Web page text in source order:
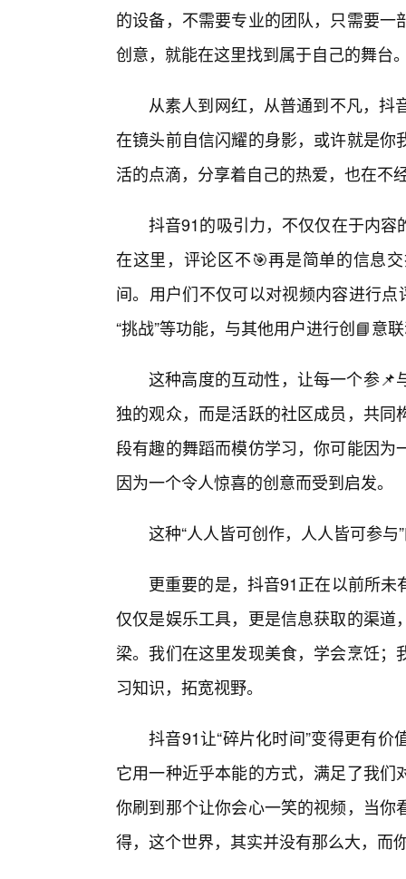
的设备，不需要专业的团队，只需要
创意，就能在这里找到属于自己的舞台
从素人到网红，从普通到不凡，抖
在镜头前自信闪耀的身影，或许就是
活的点滴，分享着自己的热爱，也在不
抖音91的吸引力，不仅仅在于内
在这里，评论区不🎯再是简单的信息
间。用户们不仅可以对视频内容进行
“挑战”等功能，与其他用户进行创📘意
这种高度的互动性，让每一个参📌
独的观众，而是活跃的社区成员，共
段有趣的舞蹈而模仿学习，你可能因
因为一个令人惊喜的创意而受到启发。
这种“人人皆可创作，人人皆可参
更重要的是，抖音91正在以前所
仅仅是娱乐工具，更是信息获取的渠
梁。我们在这里发现美食，学会烹饪
习知识，拓宽视野。
抖音91让“碎片化时间”变得更有
它用一种近乎本能的方式，满足了我
你刷到那个让你会心一笑的视频，当
得，这个世界，其实并没有那么大，而